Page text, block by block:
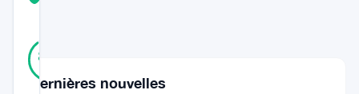
89
Mis à jour 1 an il y a
Dernières nouvelles